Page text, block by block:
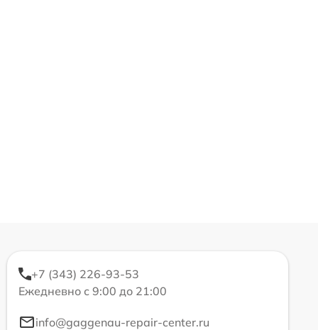
+7 (343) 226-93-53
Ежедневно с 9:00 до 21:00
info@gaggenau-repair-center.ru